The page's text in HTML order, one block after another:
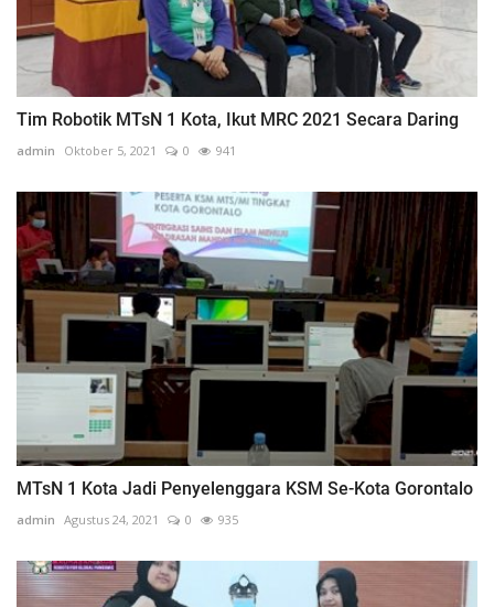
Tim Robotik MTsN 1 Kota, Ikut MRC 2021 Secara Daring
admin Oktober 5, 2021 0 941
MTsN 1 Kota Jadi Penyelenggara KSM Se-Kota Gorontalo
admin Agustus 24, 2021 0 935